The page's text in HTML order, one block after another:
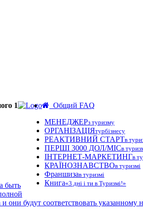
1
МЕНЕДЖЕРз туризму
ОРГАНІЗАЦІЯтурбізнесу
РЕАКТИВНИЙ СТАРТв
ПЕРШІ 3000 ДОЛ/МІСв
ІНТЕРНЕТ-МАРКЕТИНГв
КРАЇНОЗНАВСТВОв туризмі
Франшизав туризмі
Книга«3 дні і ти в Туризмі!»
Общий FAQ
быть
будут соответствовать указанному